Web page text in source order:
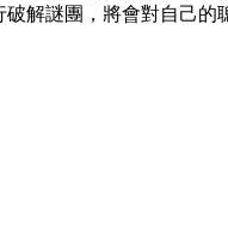
解謎團，將會對自己的